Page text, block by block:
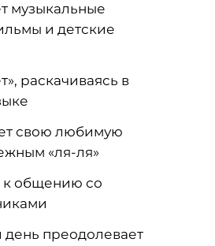
музыкальные
и детские
раскачиваясь в
свою любимую
«ля-ля»
к общению со
преодолевает